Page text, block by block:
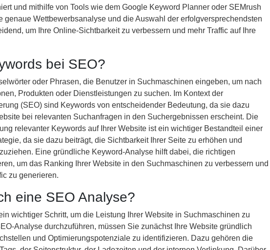
und mithilfe von Tools wie dem Google Keyword Planner oder SEMrush
genaue Wettbewerbsanalyse und die Auswahl der erfolgversprechendsten
um Ihre Online-Sichtbarkeit zu verbessern und mehr Traffic auf Ihre
bei SEO?
oder Phrasen, die Benutzer in Suchmaschinen eingeben, um nach
Produkten oder Dienstleistungen zu suchen. Im Kontext der
(SEO) sind Keywords von entscheidender Bedeutung, da sie dazu
bei relevanten Suchanfragen in den Suchergebnissen erscheint. Die
relevanter Keywords auf Ihrer Website ist ein wichtiger Bestandteil einer
da sie dazu beiträgt, die Sichtbarkeit Ihrer Seite zu erhöhen und
Eine gründliche Keyword-Analyse hilft dabei, die richtigen
um das Ranking Ihrer Website in den Suchmaschinen zu verbessern und
zu generieren.
eine SEO Analyse?
wichtiger Schritt, um die Leistung Ihrer Website in Suchmaschinen zu
Analyse durchzuführen, müssen Sie zunächst Ihre Website gründlich
und Optimierungspotenziale zu identifizieren. Dazu gehören die